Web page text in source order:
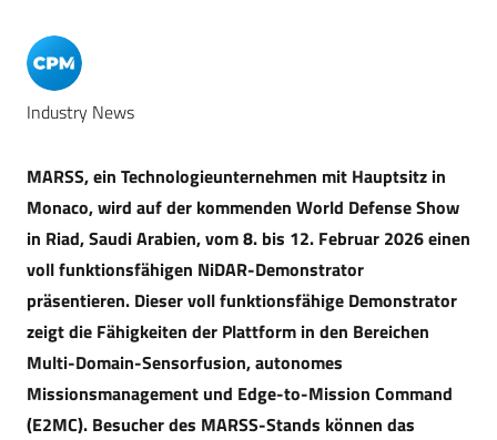
Industry News
MARSS, ein Technologieunternehmen mit Hauptsitz in
Monaco, wird auf der kommenden World Defense Show
in Riad, Saudi Arabien, vom 8. bis 12. Februar 2026 einen
voll funktionsfähigen NiDAR-Demonstrator
präsentieren. Dieser voll funktionsfähige Demonstrator
zeigt die Fähigkeiten der Plattform in den Bereichen
Multi-Domain-Sensorfusion, autonomes
Missionsmanagement und Edge-to-Mission Command
(E2MC). Besucher des MARSS-Stands können das